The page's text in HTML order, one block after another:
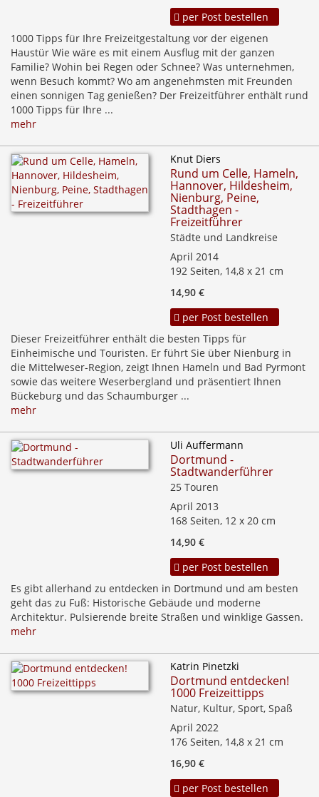
per Post bestellen
1000 Tipps für Ihre Freizeitgestaltung vor der eigenen
Haustür Wie wäre es mit einem Ausflug mit der ganzen
Familie? Wohin bei Regen oder Schnee? Was unternehmen,
wenn Besuch kommt? Wo am angenehmsten mit Freunden
einen sonnigen Tag genießen? Der Freizeitführer enthält rund
1000 Tipps für Ihre ...
mehr
Knut Diers
Rund um Celle, Hameln,
Hannover, Hildesheim,
Nienburg, Peine,
Stadthagen -
Freizeitführer
Städte und Landkreise
April 2014
192 Seiten, 14,8 x 21 cm
14,90 €
per Post bestellen
Dieser Freizeitführer enthält die besten Tipps für
Einheimische und Touristen. Er führt Sie über Nienburg in
die Mittelweser-Region, zeigt Ihnen Hameln und Bad Pyrmont
sowie das weitere Weserbergland und präsentiert Ihnen
Bückeburg und das Schaumburger ...
mehr
Uli Auffermann
Dortmund -
Stadtwanderführer
25 Touren
April 2013
168 Seiten, 12 x 20 cm
14,90 €
per Post bestellen
Es gibt allerhand zu entdecken in Dortmund und am besten
geht das zu Fuß: Historische Gebäude und moderne
Architektur. Pulsierende breite Straßen und winklige Gassen.
mehr
Katrin Pinetzki
Dortmund entdecken!
1000 Freizeittipps
Natur, Kultur, Sport, Spaß
April 2022
176 Seiten, 14,8 x 21 cm
16,90 €
per Post bestellen